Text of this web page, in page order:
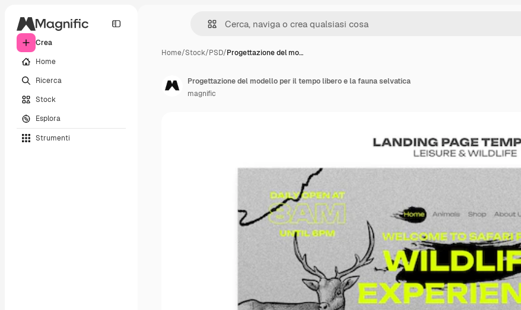
Crea
Home
Ricerca
Stock
Esplora
Strumenti
Home/Stock/PSD/Progettazione del mo…
Progettazione del modello per il tempo libero e la fauna selvatica
magnific